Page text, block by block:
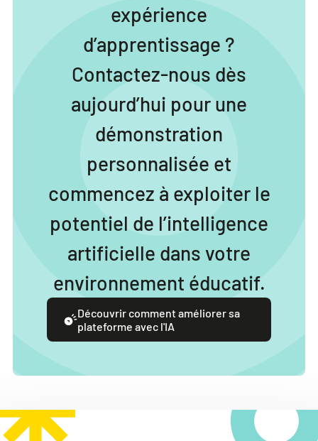
expérience
d’apprentissage ?
Contactez-nous dès
aujourd’hui pour une
démonstration
personnalisée et
commencez à exploiter le
potentiel de l’intelligence
artificielle dans votre
environnement éducatif.
Découvrir comment améliorer sa
plateforme avec l'IA